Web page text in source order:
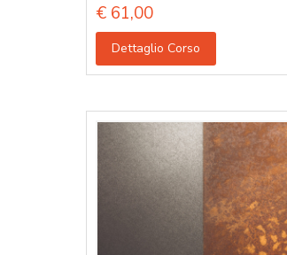
€ 61,00
Dettaglio Corso